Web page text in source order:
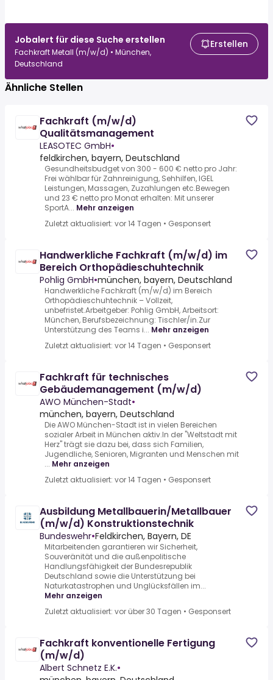
Jobalert für diese Suche erstellen
Fachkraft Metall (m/w/d) • München,
Deutschland
Erstellen
Ähnliche Stellen
Fachkraft (m/w/d)
Qualitätsmanagement
LEASOTEC GmbH•
feldkirchen, bayern, Deutschland
Gesundheitsbudget von 300 - 600 € netto pro Jahr:
Frei wählbar für Zahnreinigung, Sehhilfen, IGEL
Leistungen, Massagen, Zuzahlungen etc.Bewegen
und 23 € netto pro Monat erhalten: Mit unserer
SportA... Mehr anzeigen
Zuletzt aktualisiert: vor 14 Tagen • Gesponsert
Handwerkliche Fachkraft (m/w/d) im
Bereich Orthopädieschuhtechnik
Pohlig GmbH•münchen, bayern, Deutschland
Handwerkliche Fachkraft (m/w/d) im Bereich
Orthopädieschuhtechnik – Vollzeit,
unbefristet.Arbeitgeber: Pohlig GmbH, Arbeitsort:
München, Berufsbezeichnung: Tischler/in.Zur
Unterstützung des Teams i... Mehr anzeigen
Zuletzt aktualisiert: vor 14 Tagen • Gesponsert
Fachkraft für technisches
Gebäudemanagement (m/w/d)
AWO München-Stadt•
münchen, bayern, Deutschland
Die AWO München-Stadt ist in vielen Bereichen
sozialer Arbeit in München aktiv.In der "Weltstadt mit
Herz" trägt sie dazu bei, dass sich Familien,
Jugendliche, Senioren, Migranten und Menschen mit
... Mehr anzeigen
Zuletzt aktualisiert: vor 14 Tagen • Gesponsert
Ausbildung Metallbauerin/Metallbauer
(m/w/d) Konstruktionstechnik
Bundeswehr•Feldkirchen, Bayern, DE
Mitarbeitenden garantieren wir Sicherheit,
Souveränität und die außenpolitische
Handlungsfähigkeit der Bundesrepublik
Deutschland sowie die Unterstützung bei
Naturkatastrophen und Unglücksfällen im...
Mehr anzeigen
Zuletzt aktualisiert: vor über 30 Tagen • Gesponsert
Fachkraft konventionelle Fertigung
(m/w/d)
Albert Schnetz E.K.•